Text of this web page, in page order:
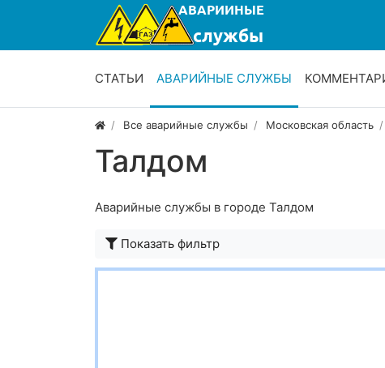
СТАТЬИ АВАРИЙНЫЕ СЛУЖБЫ
Все аварийные службы Московская область
Талдом
Аварийные службы в городе Талдом
Показать фильтр